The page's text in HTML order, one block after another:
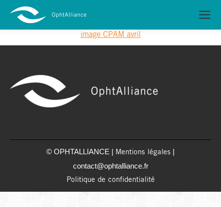
image CPAM avril
© OPHTALLIANCE | Mentions légales |
contact@ophtalliance.fr
Politique de confidentialité